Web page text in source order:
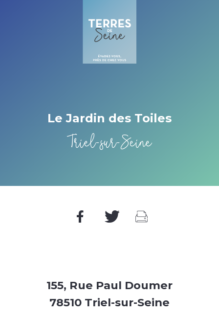
Le Jardin des Toiles
Triel-sur-Seine
155, Rue Paul Doumer
78510 Triel-sur-Seine